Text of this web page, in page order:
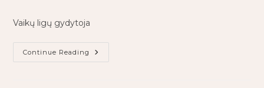
Vaikų ligų gydytoja
Continue Reading